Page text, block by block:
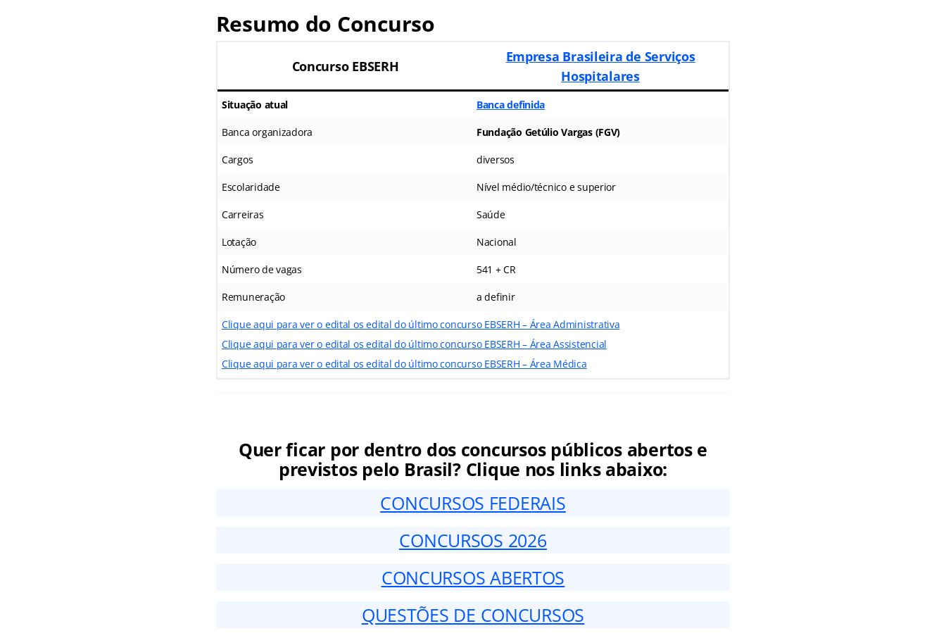
Resumo do Concurso
Concurso EBSERH
Empresa Brasileira de Serviços
Hospitalares
Situação atual Banca definida
Banca organizadora Fundação Getúlio Vargas (FGV)
Cargos diversos
Escolaridade Nível médio/técnico e superior
Carreiras Saúde
Lotação Nacional
Número de vagas 541 + CR
Remuneração a definir
Clique aqui para ver o edital os edital do último concurso EBSERH – Área Administrativa
Clique aqui para ver o edital os edital do último concurso EBSERH – Área Assistencial
Clique aqui para ver o edital os edital do último concurso EBSERH – Área Médica
Quer ficar por dentro dos concursos públicos abertos e
previstos pelo Brasil? Clique nos links abaixo:
CONCURSOS FEDERAIS
CONCURSOS 2026
CONCURSOS ABERTOS
QUESTÕES DE CONCURSOS